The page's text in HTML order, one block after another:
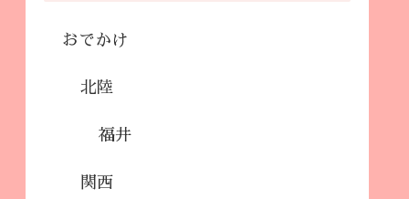
おでかけ
北陸
福井
関西